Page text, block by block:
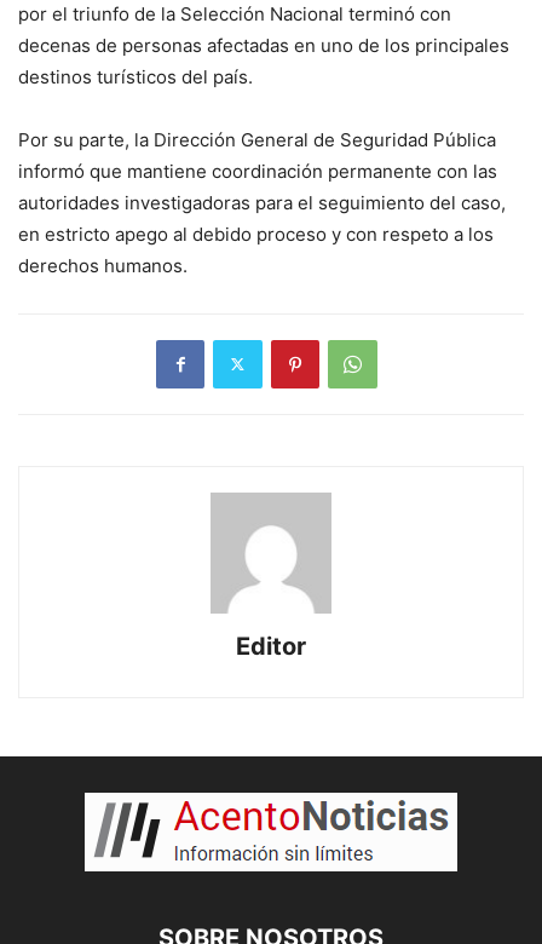
por el triunfo de la Selección Nacional terminó con
decenas de personas afectadas en uno de los principales
destinos turísticos del país.
Por su parte, la Dirección General de Seguridad Pública
informó que mantiene coordinación permanente con las
autoridades investigadoras para el seguimiento del caso,
en estricto apego al debido proceso y con respeto a los
derechos humanos.
Editor
SOBRE NOSOTROS